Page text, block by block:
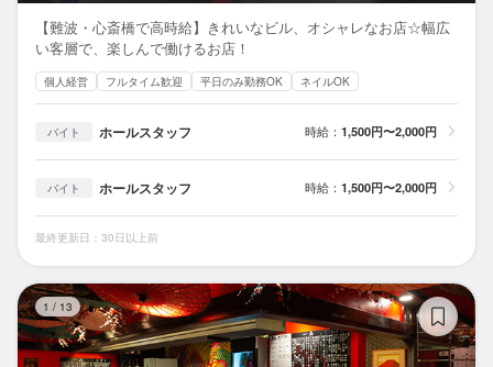
【難波・心斎橋で高時給】きれいなビル、オシャレなお店☆幅広
い客層で、楽しんで働けるお店！
個人経営 フルタイム歓迎 平日のみ勤務OK ネイルOK
バイト ホールスタッフ 時給： 1,500円〜2,000円
バイト ホールスタッフ 時給： 1,500円〜2,000円
最終更新日：30日以上前
1 / 13